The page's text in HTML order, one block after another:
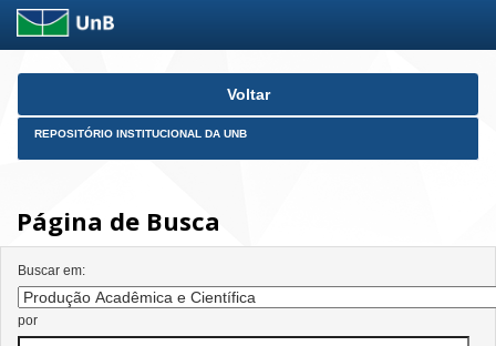
Skip
Voltar
REPOSITÓRIO INSTITUCIONAL DA UNB
Página de Busca
Buscar em:
por